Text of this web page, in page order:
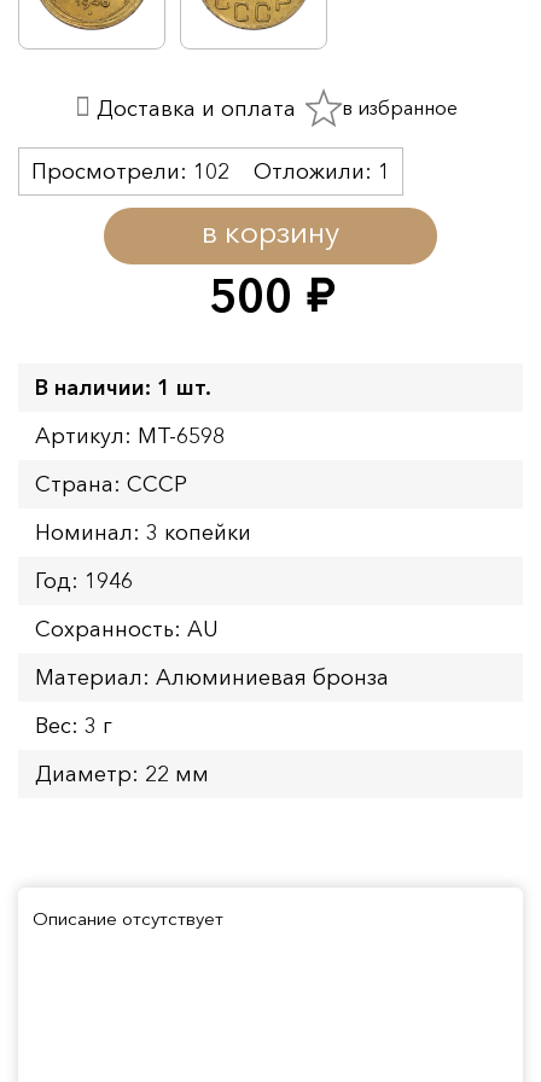
500 руб.
в корзину
Просмотрели: 102 Отложили: 1
Доставка и оплата в избранное
В наличии: 1 шт.
Артикул: MT-6598
Страна: СССР
Номинал: 3 копейки
Год: 1946
Сохранность: AU
Материал: Алюминиевая бронза
Вес: 3 г
Диаметр: 22 мм
Описание отсутствует